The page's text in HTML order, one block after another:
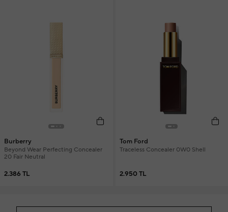
Burberry
Beyond Wear Perfecting Concealer
20 Fair Neutral
2.386 TL
Tom Ford
Traceless Concealer 0W0 Shell
2.950 TL